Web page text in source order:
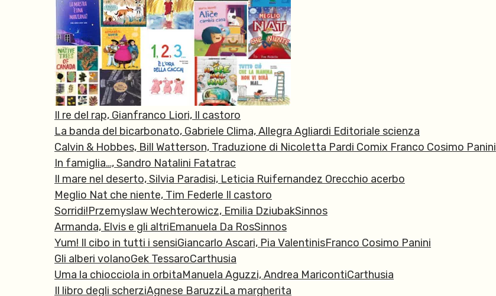
Il re del rap, Gianfranco Liori, Il castoro
La banda del bicarbonato, Gabriele Clima, Allegra Agliardi Editoriale scienza
Calvin & Hobbes, Bill Watterson, Traduzione di Nicoletta Pardi Comix Franco Cosimo Panini
In famiglia…, Sandro Natalini Fatatrac
Il mare nel deserto, Silvia Paradisi, Leticia Ruifernandez Orecchio acerbo
Meglio Nat che niente, Tim Federle Il castoro
Sorridi!Przemyslaw Wechterowicz, Emilia DziubakSinnos
Armanda, Elvis e gli altriEmanuela Da RosSinnos
Yum! Il cibo in tutti i sensiGiancarlo Ascari, Pia ValentinisFranco Cosimo Panini
Gli alberi volanoGek TessaroCarthusia
Uma la chiocciola in orbitaManuela Aguzzi, Andrea MaricontiCarthusia
Il libro degli scherziAgnese BaruzziLa margherita